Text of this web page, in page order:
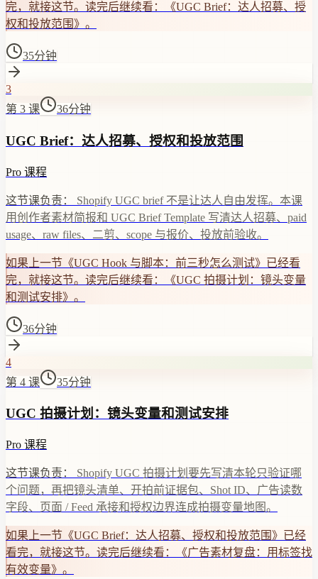
完，就接这节。读完后继续看：《UGC Brief：达人招募、授
权和投放范围》。
35分钟
3
第 3 课
36分钟
UGC Brief：达人招募、授权和投放范围
Pro 课程
这节课负责：
Shopify UGC brief 不是让达人自由发挥。本课
用创作者素材简报和 UGC Brief Template 写清达人招募、paid
usage、raw files、二剪、scope 与报价、投放前验收。
如果上一节《UGC Hook 与脚本：前三秒怎么测试》已经看
完，就接这节。读完后继续看：《UGC 拍摄计划：镜头变量
和测试安排》。
36分钟
4
第 4 课
35分钟
UGC 拍摄计划：镜头变量和测试安排
Pro 课程
这节课负责：
Shopify UGC 拍摄计划要先写清本轮只验证哪
个问题，再把镜头清单、开拍前证据包、Shot ID、广告读数
字段、页面 / Feed 承接和授权边界连成拍摄变量地图。
如果上一节《UGC Brief：达人招募、授权和投放范围》已经
看完，就接这节。读完后继续看：《广告素材复盘：用标签找
有效变量》。